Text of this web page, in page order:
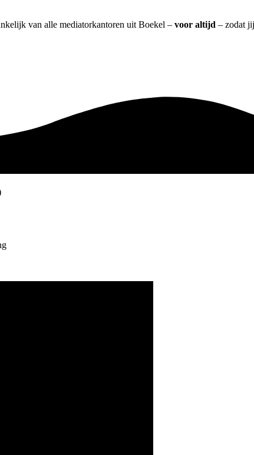
van alle mediatorkantoren uit Boekel – voor altijd – zodat